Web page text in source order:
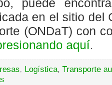
puede
en el sitio del
(ONDaT) con
aquí.
, Logística, Transporte